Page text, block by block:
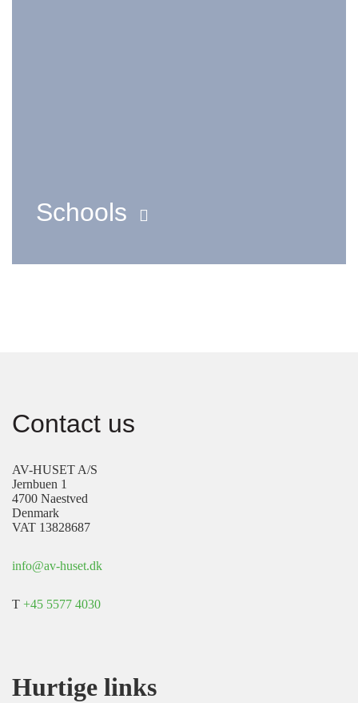
Schools
Contact us
AV-HUSET A/S
Jernbuen 1
4700 Naestved
Denmark
VAT 13828687
info@av-huset.dk
T +45 5577 4030
Hurtige links